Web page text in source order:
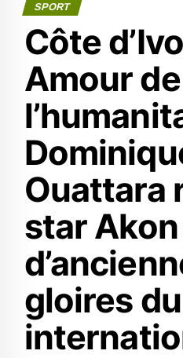
SPORT
Côte
Amour de
Ouattara
star
gloires